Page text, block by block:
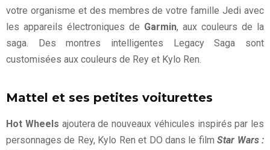
votre organisme et des membres de votre famille Jedi avec
les appareils électroniques de Garmin, aux couleurs de la
saga. Des montres intelligentes Legacy Saga sont
customisées aux couleurs de Rey et Kylo Ren.
Mattel et ses petites voiturettes
Hot Wheels ajoutera de nouveaux véhicules inspirés par les
personnages de Rey, Kylo Ren et DO dans le filmStar Wars :